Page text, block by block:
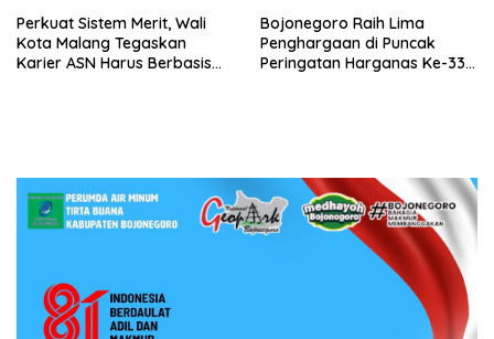
Perkuat Sistem Merit, Wali
Kota Malang Tegaskan
Karier ASN Harus Berbasis
Bojonegoro Raih Lima
Penghargaan di Puncak
Peringatan Harganas Ke-33